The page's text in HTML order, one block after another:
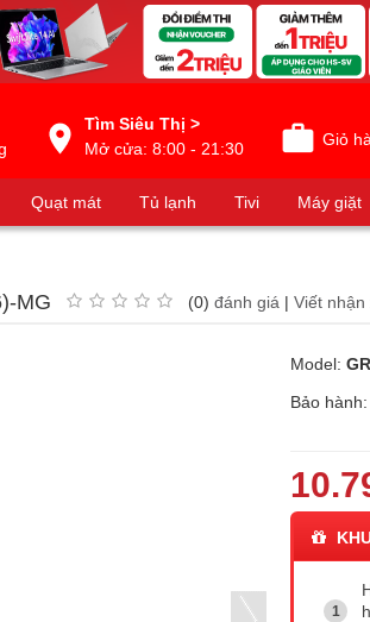
Tìm Siêu Thị >
Mở cửa: 8:00 - 21:30
Giỏ
Quạt mát Tủ lạnh Tivi Máy giặt
MG (0) đánh giá | Viết nhận
Model:
Bảo hành: